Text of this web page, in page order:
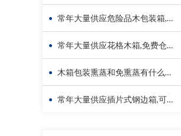
• 常年大量供应危险品木包装箱,免费仓储,快速发货
• 常年大量供应花格木箱,免费仓储,快速发货
• 木箱包装熏蒸和免熏蒸有什么区别
• 常年大量供应插片式钢边箱,可循环使用,降低成本